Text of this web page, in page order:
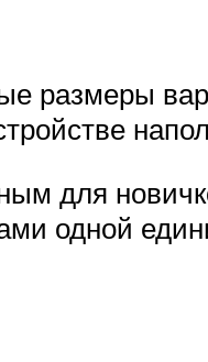
размеры
для
одной